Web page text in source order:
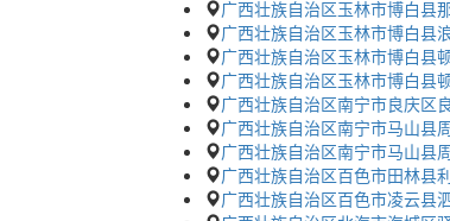
广西壮族自治区玉林市博白县
广西壮族自治区玉林市博白县
广西壮族自治区玉林市博白县
广西壮族自治区玉林市博白县
广西壮族自治区南宁市良庆区
广西壮族自治区南宁市马山县
广西壮族自治区南宁市马山县
广西壮族自治区百色市田林县
广西壮族自治区百色市凌云县